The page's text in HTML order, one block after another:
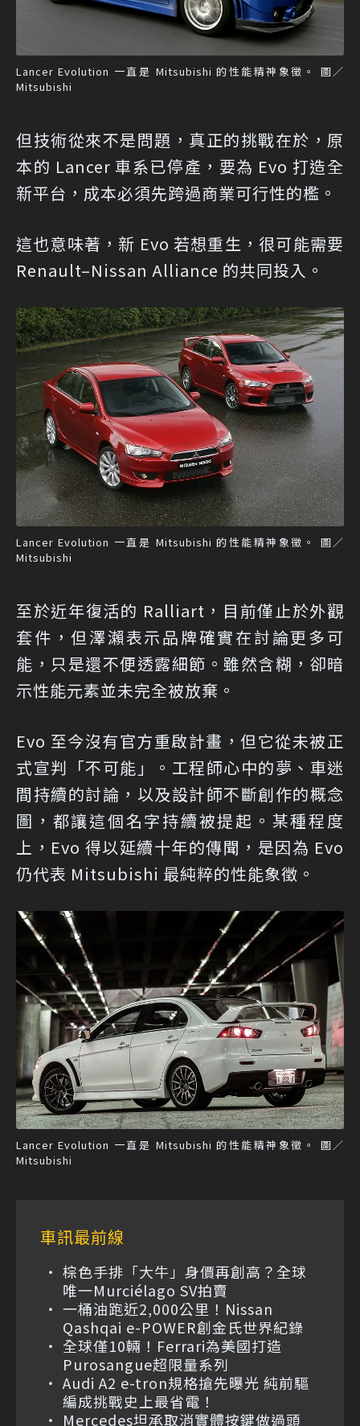
Lancer Evolution 一直是 Mitsubishi 的性能精神象徵。 圖／
Mitsubishi
但技術從來不是問題，真正的挑戰在於，原
本的 Lancer 車系已停產，要為 Evo 打造全
新平台，成本必須先跨過商業可行性的檻。
這也意味著，新 Evo 若想重生，很可能需要
Renault–Nissan Alliance 的共同投入。
Lancer Evolution 一直是 Mitsubishi 的性能精神象徵。 圖／
Mitsubishi
至於近年復活的 Ralliart，目前僅止於外觀
套件，但澤瀨表示品牌確實在討論更多可
能，只是還不便透露細節。雖然含糊，卻暗
示性能元素並未完全被放棄。
Evo 至今沒有官方重啟計畫，但它從未被正
式宣判「不可能」。工程師心中的夢、車迷
間持續的討論，以及設計師不斷創作的概念
圖，都讓這個名字持續被提起。某種程度
上，Evo 得以延續十年的傳聞，是因為 Evo
仍代表 Mitsubishi 最純粹的性能象徵。
Lancer Evolution 一直是 Mitsubishi 的性能精神象徵。 圖／
Mitsubishi
車訊最前線
棕色手排「大牛」身價再創高？全球
唯一Murciélago SV拍賣
一桶油跑近2,000公里！Nissan
Qashqai e-POWER創金氏世界紀錄
全球僅10輛！Ferrari為美國打造
Purosangue超限量系列
Audi A2 e-tron規格搶先曝光 純前驅
編成挑戰史上最省電！
Mercedes坦承取消實體按鍵做過頭